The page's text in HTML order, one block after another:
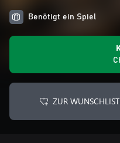
Benötigt ein Spiel
ZUR